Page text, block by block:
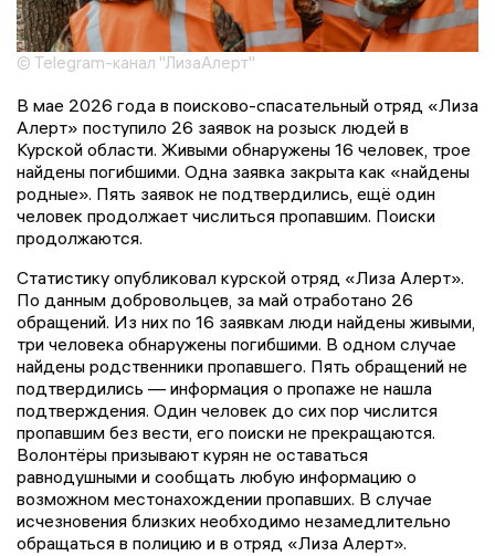
© Telegram-канал "ЛизаАлерт"
В мае 2026 года в поисково-спасательный отряд «Лиза
Алерт» поступило 26 заявок на розыск людей в
Курской области. Живыми обнаружены 16 человек, трое
найдены погибшими. Одна заявка закрыта как «найдены
родные». Пять заявок не подтвердились, ещё один
человек продолжает числиться пропавшим. Поиски
продолжаются.
Статистику опубликовал курской отряд «Лиза Алерт».
По данным добровольцев, за май отработано 26
обращений. Из них по 16 заявкам люди найдены живыми,
три человека обнаружены погибшими. В одном случае
найдены родственники пропавшего. Пять обращений не
подтвердились — информация о пропаже не нашла
подтверждения. Один человек до сих пор числится
пропавшим без вести, его поиски не прекращаются.
Волонтёры призывают курян не оставаться
равнодушными и сообщать любую информацию о
возможном местонахождении пропавших. В случае
исчезновения близких необходимо незамедлительно
обращаться в полицию и в отряд «Лиза Алерт».